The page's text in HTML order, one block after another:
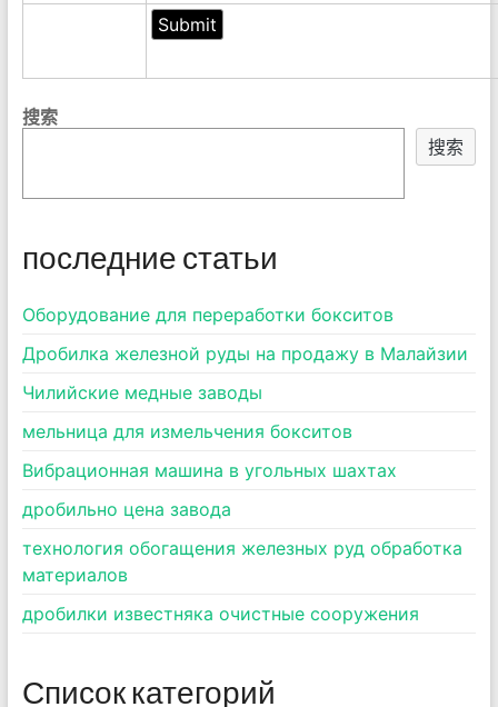
搜索
搜索
последние статьи
Оборудование для переработки бокситов
Дробилка железной руды на продажу в Малайзии
Чилийские медные заводы
мельница для измельчения бокситов
Вибрационная машина в угольных шахтах
дробильно цена завода
технология обогащения железных руд обработка
материалов
дробилки известняка очистные сооружения
Список категорий